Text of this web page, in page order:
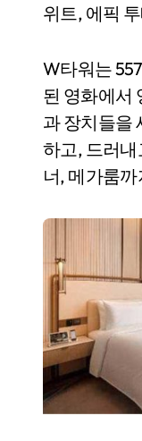
위트, 에픽
W타워는
된 영화에서
과 장치들을
하고, 드러
너, 메가룸